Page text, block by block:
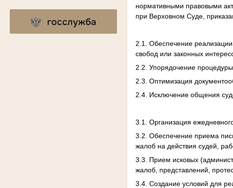
нормативными правовыми
при Верховном Суде,
2.1. Обеспечение
свобод или законных
2.2. Упорядочение
2.3. Оптимизация
2.4. Исключение общения
3.1. Организация
3.2. Обеспечение приема
жалоб на действия судей,
3.3. Прием исковых
жалоб, представлений,
3.4. Создание условий для